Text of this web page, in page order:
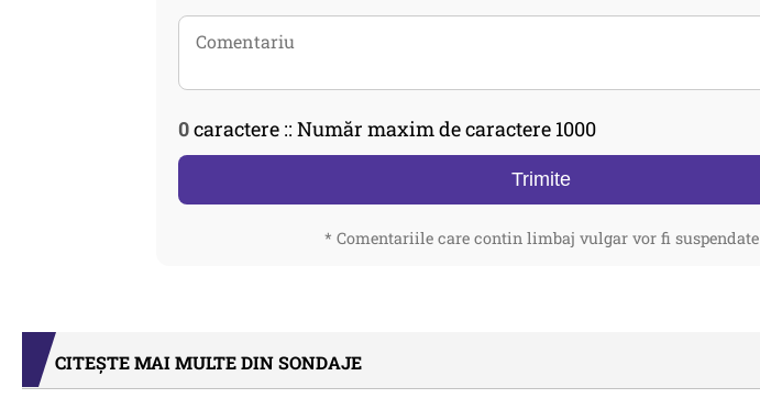
0caractere :: Număr maxim de caractere 1000
Trimite
* Comentariile care contin limbaj vulgar vor fi suspendate
CITEȘTE MAI MULTE DIN SONDAJE